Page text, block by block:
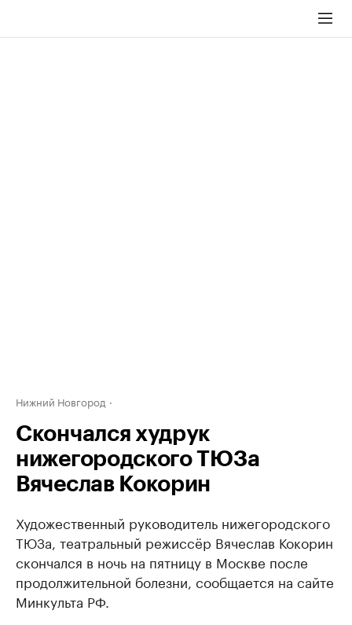
Нижний Новгород
Скончался худрук
нижегородского ТЮЗа
Вячеслав Кокорин
Художественный руководитель нижегородского
ТЮЗа, театральный режиссёр Вячеслав Кокорин
скончался в ночь на пятницу в Москве после
продолжительной болезни, сообщается на сайте
Минкульта РФ.